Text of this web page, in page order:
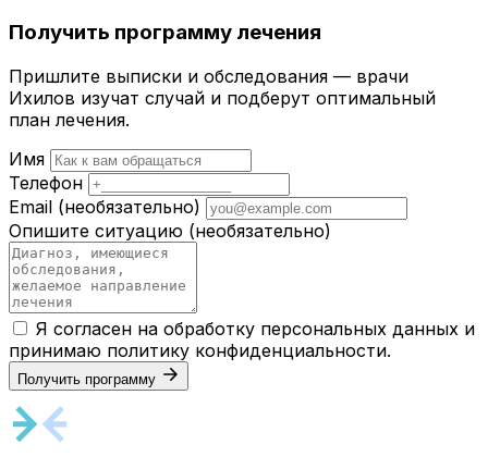
Получить программу лечения
Пришлите выписки и обследования — врачи
Ихилов изучат случай и подберут оптимальный
план лечения.
Имя
Телефон
Email (необязательно)
Опишите ситуацию (необязательно)
Я согласен на обработку персональных данных и
принимаю политику конфиденциальности.
Получить программу